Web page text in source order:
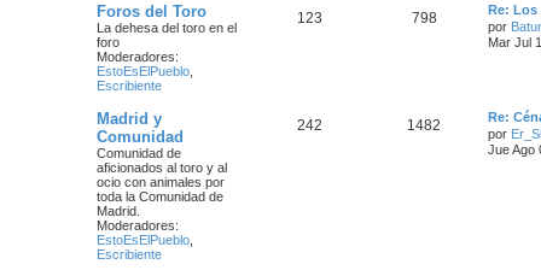
Foros del Toro
La dehesa del toro en el
foro
Moderadores:
EstoEsElPueblo
Escribiente
123 798
Re:
por
Mar Jul
Madrid y
Comunidad
Comunidad de
aficionados al toro y al
ocio con animales por
toda la Comunidad de
Madrid.
Moderadores:
EstoEsElPueblo
Escribiente
242 1482
Re:
por
Jue Ago